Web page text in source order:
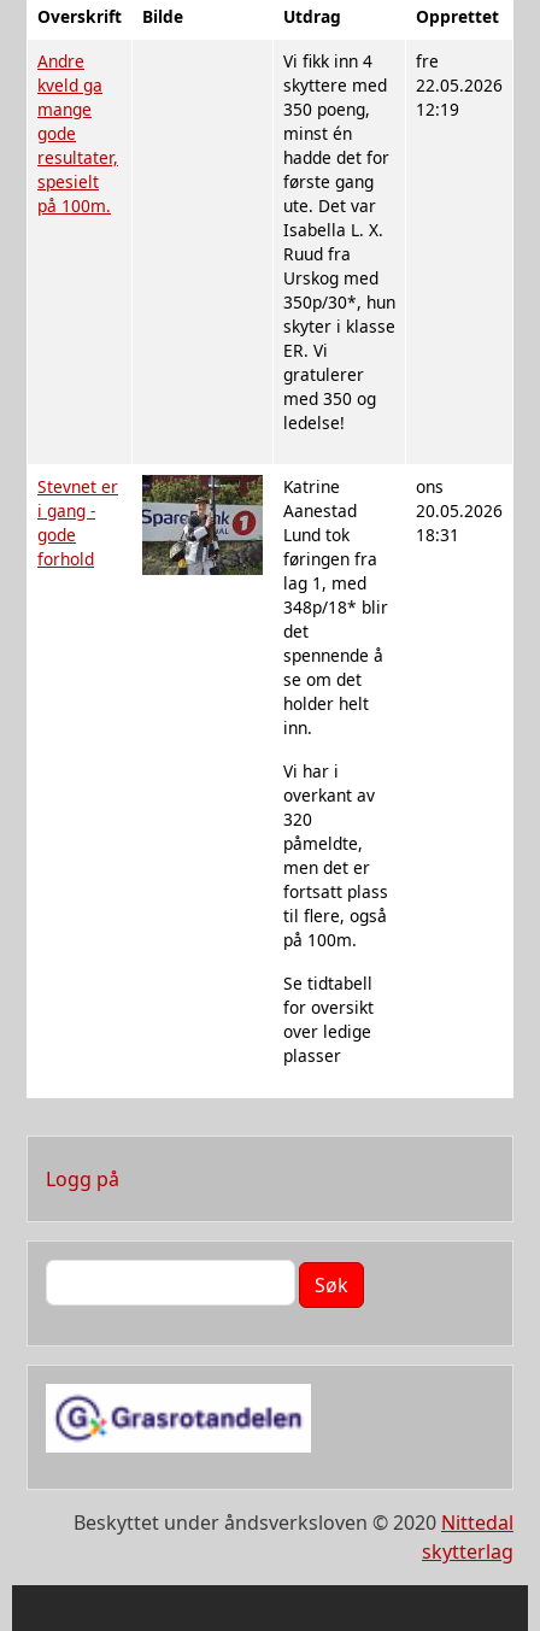
Overskrift Bilde Utdrag
Opprettet
Andre
kveld ga
mange
gode
resultater,
spesielt
på 100m.
Vi fikk inn 4
skyttere med
350 poeng,
minst én
hadde det for
første gang
ute. Det var
Isabella L. X.
Ruud fra
Urskog med
350p/30*, hun
skyter i klasse
ER. Vi
gratulerer
med 350 og
ledelse!
fre
22.05.2026
12:19
Stevnet er
i gang -
gode
forhold
Katrine
Aanestad
Lund tok
føringen fra
lag 1, med
348p/18* blir
det
spennende å
se om det
holder helt
inn.
Vi har i
overkant av
320
påmeldte,
men det er
fortsatt plass
til flere, også
på 100m.
Se tidtabell
for oversikt
over ledige
plasser
ons
20.05.2026
18:31
User account menu
Logg på
Søk
Beskyttet under åndsverksloven © 2020 Nittedal
skytterlag